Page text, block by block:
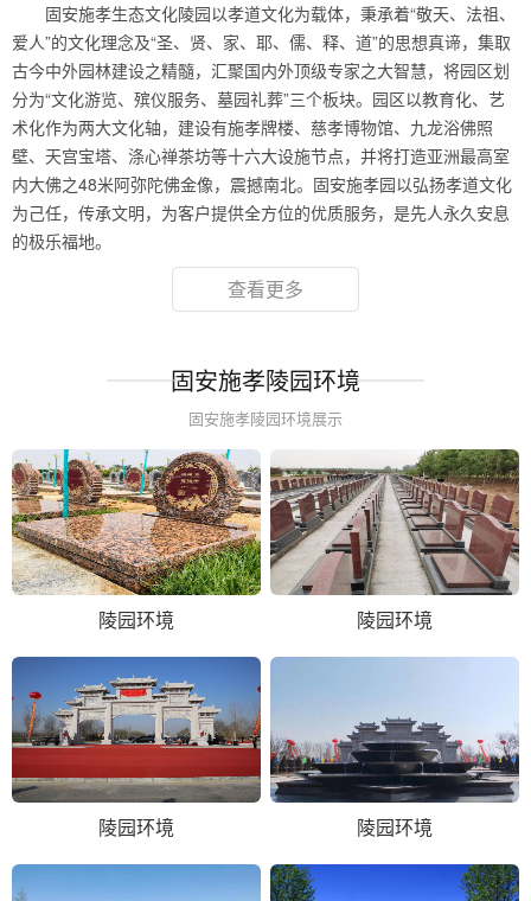
固安施孝生态文化陵园以孝道文化为载体，秉承着“敬天、法祖、
爱人”的文化理念及“圣、贤、家、耶、儒、释、道”的思想真谛，集取
古今中外园林建设之精髓，汇聚国内外顶级专家之大智慧，将园区划
分为“文化游览、殡仪服务、墓园礼葬”三个板块。园区以教育化、艺
术化作为两大文化轴，建设有施孝牌楼、慈孝博物馆、九龙浴佛照
壁、天宫宝塔、涤心禅茶坊等十六大设施节点，并将打造亚洲最高室
内大佛之48米阿弥陀佛金像，震撼南北。固安施孝园以弘扬孝道文化
为己任，传承文明，为客户提供全方位的优质服务，是先人永久安息
的极乐福地。
查看更多
固安施孝陵园环境
固安施孝陵园环境展示
陵园环境 陵园环境
陵园环境 陵园环境